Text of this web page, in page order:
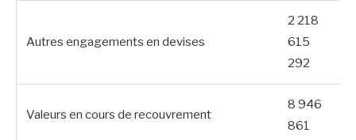
Autres engagements en devises
2 218
615
292
Valeurs en cours de recouvrement
8 946
861